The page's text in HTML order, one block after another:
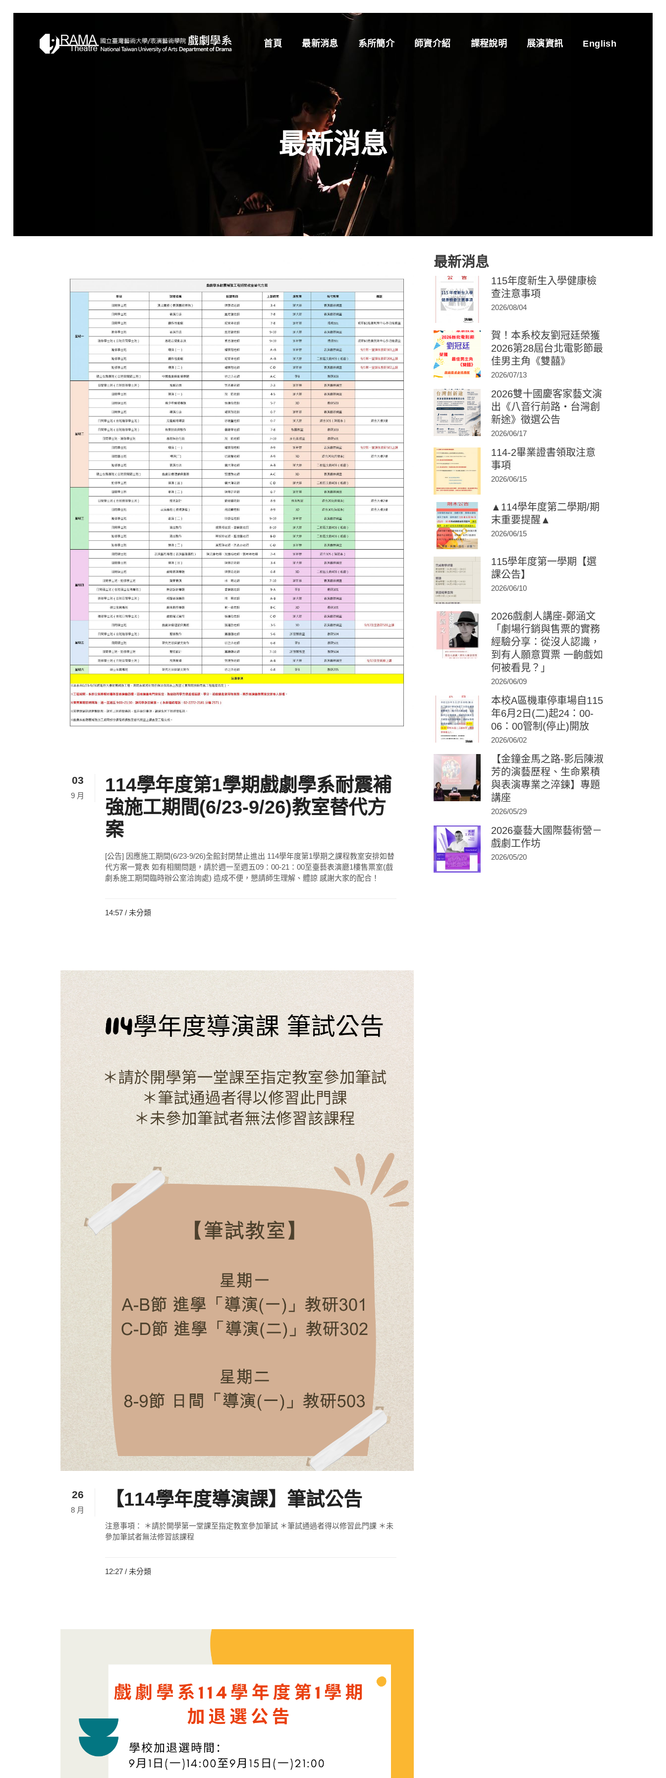
首頁 最新消息 系所簡介 師資介紹 課程說明 展演資訊 English
最新消息
03
9 月
114學年度第1學期戲劇學系耐震補
強施工期間(6/23-9/26)教室替代方
案
[公告] 因應施工期間(6/23-9/26)全館封閉禁止進出 114學年度第1學期之課程教室安排如替
代方案一覽表 如有相關問題，請於週一至週五09：00-21：00至臺藝表演廳1樓售票室(戲
劇系施工期間臨時辦公室洽詢處) 造成不便，懇請師生理解、體諒 感謝大家的配合！
14:57 / 未分類
26
8 月
【114學年度導演課】筆試公告
注意事項： ＊請於開學第一堂課至指定教室參加筆試 ＊筆試通過者得以修習此門課 ＊未
參加筆試者無法修習該課程
12:27 / 未分類
最新消息
115年度新生入學健康檢
查注意事項
2026/08/04
賀！本系校友劉冠廷榮獲
2026第28屆台北電影節最
佳男主角《雙囍》
2026/07/13
2026雙十國慶客家藝文演
出《八音行前路・台灣創
新途》徵選公告
2026/06/17
114-2畢業證書領取注意
事項
2026/06/15
▲114學年度第二學期/期
末重要提醒▲
2026/06/15
115學年度第一學期【選
課公告】
2026/06/10
2026戲劇人講座-鄭涵文
「劇場行銷與售票的實務
經驗分享：從沒人認識，
到有人願意買票 一齣戲如
何被看見？」
2026/06/09
本校A區機車停車場自115
年6月2日(二)起24：00-
06：00管制(停止)開放
2026/06/02
【金鐘金馬之路-影后陳淑
芳的演藝歷程、生命累積
與表演專業之淬鍊】專題
講座
2026/05/29
2026臺藝大國際藝術營－
戲劇工作坊
2026/05/20